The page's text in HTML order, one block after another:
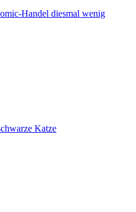
Handel diesmal wenig
Katze